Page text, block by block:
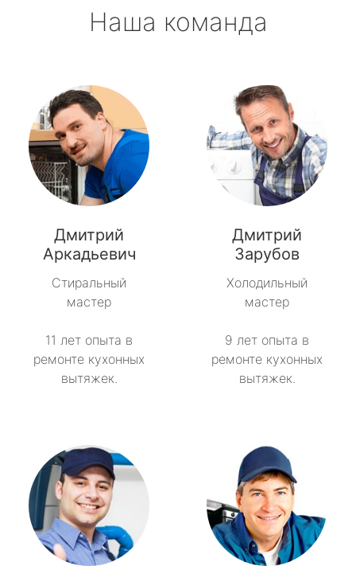
Наша команда
Дмитрий
Аркадьевич
Стиральный
мастер
11 лет опыта в
ремонте кухонных
вытяжек.
Дмитрий
Зарубов
Холодильный
мастер
9 лет опыта в
ремонте кухонных
вытяжек.